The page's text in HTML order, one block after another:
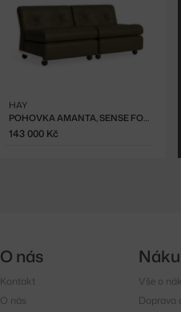
POHOVKA AMANTA, SENSE FOREST
HAY
143 000 Kč
O nás
Kontakt
O nás
Vše o
Doprava